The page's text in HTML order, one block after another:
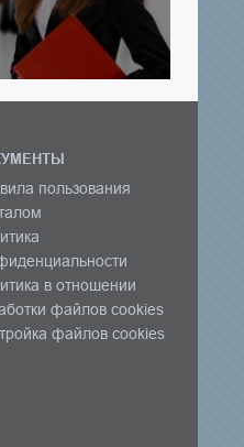
пользования
в отношении
файлов cookies
файлов cookies